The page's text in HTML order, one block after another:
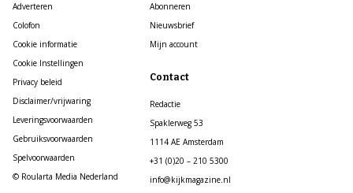
Adverteren
Colofon
Cookie informatie
Cookie Instellingen
Privacy beleid
Disclaimer/vrijwaring
Leveringsvoorwaarden
Gebruiksvoorwaarden
Spelvoorwaarden
© Roularta Media Nederland
Abonneren
Nieuwsbrief
Mijn account
Contact
Redactie
Spaklerweg 53
1114 AE Amsterdam
+31 (0)20 – 210 5300
info@kijkmagazine.nl